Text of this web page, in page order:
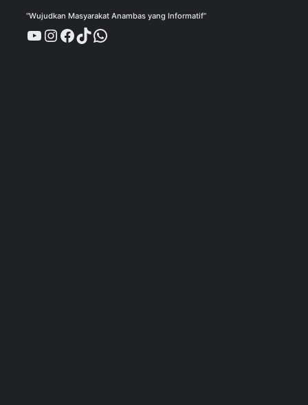
“Wujudkan Masyarakat Anambas yang Informatif”
YouTube
Instagram
Facebook
TikTok
WhatsApp